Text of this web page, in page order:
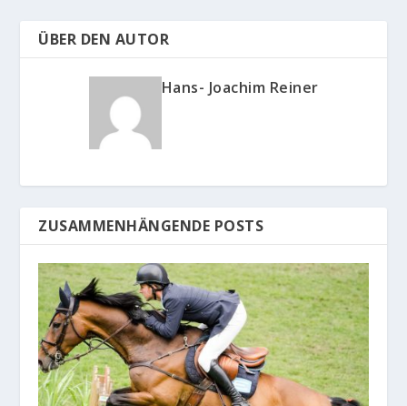
ÜBER DEN AUTOR
Hans- Joachim Reiner
ZUSAMMENHÄNGENDE POSTS